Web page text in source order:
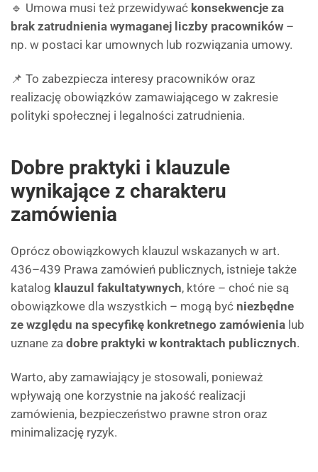
🔹 Umowa musi też przewidywać konsekwencje za
brak zatrudnienia wymaganej liczby pracowników –
np. w postaci kar umownych lub rozwiązania umowy.
📌 To zabezpiecza interesy pracowników oraz
realizację obowiązków zamawiającego w zakresie
polityki społecznej i legalności zatrudnienia.
Dobre praktyki i klauzule
wynikające z charakteru
zamówienia
Oprócz obowiązkowych klauzul wskazanych w art.
436–439 Prawa zamówień publicznych, istnieje także
katalog klauzul fakultatywnych, które – choć nie są
obowiązkowe dla wszystkich – mogą być niezbędne
ze względu na specyfikę konkretnego zamówienia lub
uznane za dobre praktyki w kontraktach publicznych.
Warto, aby zamawiający je stosowali, ponieważ
wpływają one korzystnie na jakość realizacji
zamówienia, bezpieczeństwo prawne stron oraz
minimalizację ryzyk.